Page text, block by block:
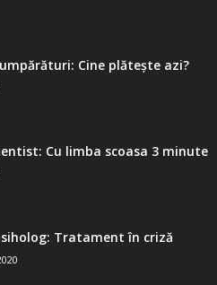
Cine plătește azi?
Cu limba scoasa 3 minute
Tratament în criză